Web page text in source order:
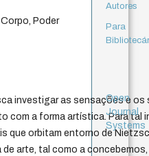
Corpo, Poder
investigar as sensações e
com a forma artística. Para tal
que orbitam entorno de
de arte, tal como a
Autores
Para
Open
Journal
Systems